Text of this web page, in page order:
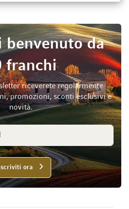
benvenuto da
franchi
riceverete regolarmente
promozioni, sconti esclusivi e
novità.
Iscriviti ora